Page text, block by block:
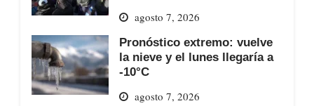
agosto 7, 2026
Pronóstico extremo: vuelve
la nieve y el lunes llegaría a
-10°C
agosto 7, 2026